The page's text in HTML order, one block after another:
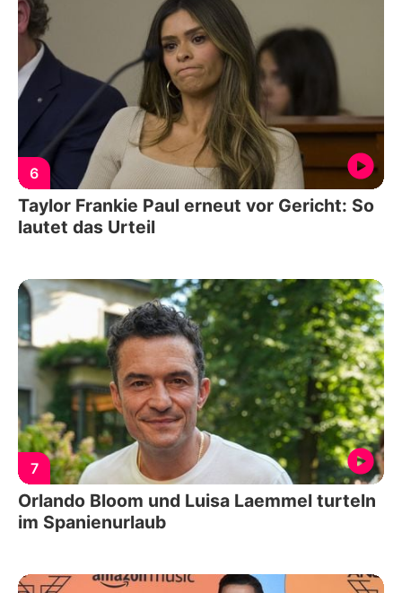
6
Taylor Frankie Paul erneut vor Gericht: So
lautet das Urteil
7
Orlando Bloom und Luisa Laemmel turteln
im Spanienurlaub